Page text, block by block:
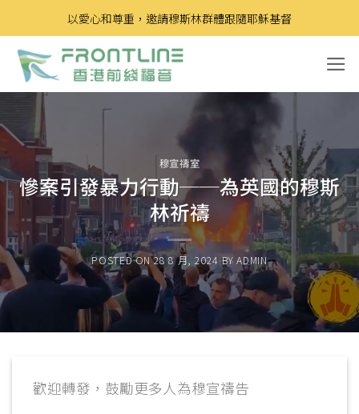
to
content
以愛心和尊重，邀請穆斯林群體跟隨耶穌基督
穆宣禱室
慘案引發暴力行動──為英國的穆斯
林祈禱
POSTED ON28 8 月, 2024 BYADMIN
歡迎轉發，鼓勵更多人為穆宣禱告